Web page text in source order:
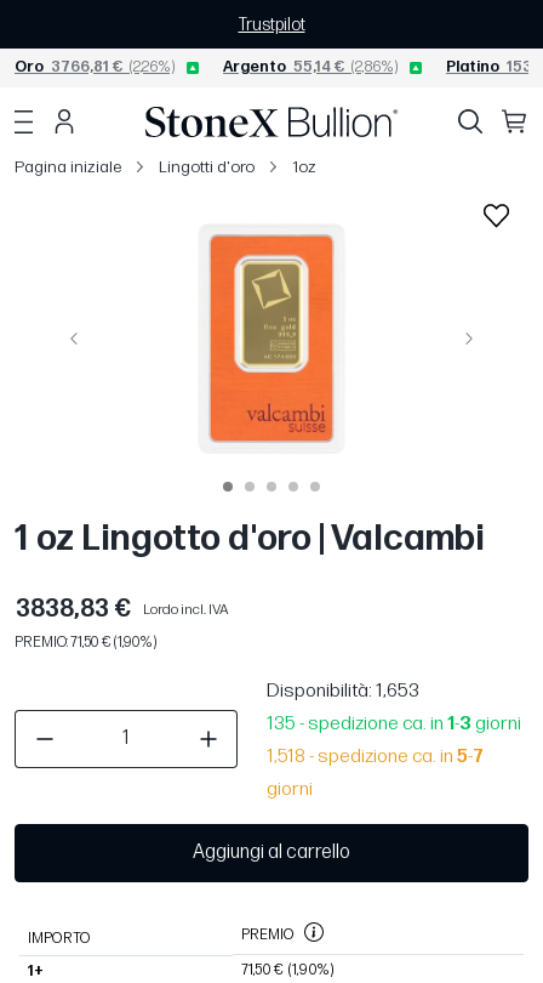
Trustpilot
Oro 3766,81 € (2,26%) Argento 55,14 € (2,86%) Platino
Pagina iniziale Lingotti d'oro 1oz
Precedente Avanti
1 oz Lingotto d'oro | Valcambi
3838,83 €
Lordo incl. IVA
PREMIO: 71,50 € (1,90%)
Disponibilità: 1,653
135 - spedizione ca. in1-3 giorni
1,518 - spedizione ca. in5-7
giorni
Aggiungi al carrello
IMPORTO PREMIO
1+ 71,50 € (1,90%)